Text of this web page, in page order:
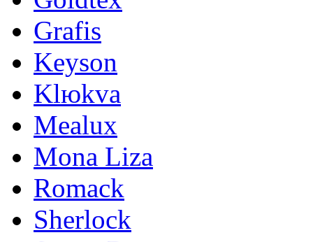
Grafis
Keyson
Klюkva
Mealux
Mona Liza
Romack
Sherlock